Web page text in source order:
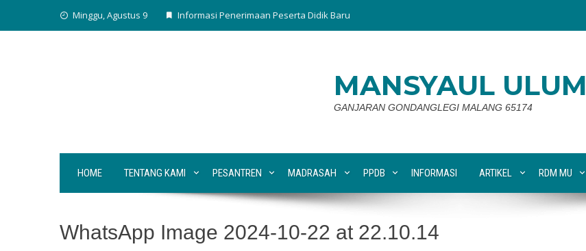
Minggu, Agustus 9 Informasi Penerimaan Peserta Didik Baru
MANSYAUL ULUM
GANJARAN GONDANGLEGI MALANG 65174
HOME TENTANG KAMI PESANTREN MADRASAH PPDB INFORMASI ARTIKEL RDM MU
WhatsApp Image 2024-10-22 at 22.10.14